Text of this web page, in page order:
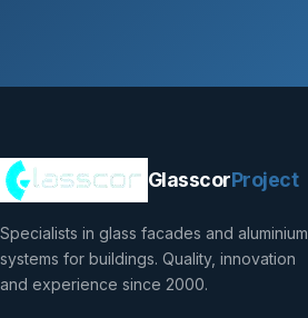
GlasscorProject
Specialists in glass facades and aluminium
systems for buildings. Quality, innovation
and experience since 2000.